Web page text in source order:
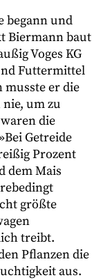
begann und
Biermann baut
Voges KG
Futtermittel
musste er die
um zu
die
Getreide
Prozent
dem Mais
größte
treibt.
Pflanzen die
aus.